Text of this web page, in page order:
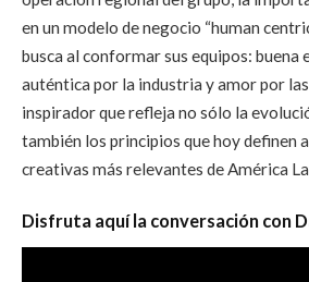
en un modelo de negocio “human
busca al conformar sus equipos: buena
auténtica por la industria y amor por
inspirador que refleja no sólo la
también los principios que hoy definen
creativas más relevantes de América
Disfruta aquí la conversación con